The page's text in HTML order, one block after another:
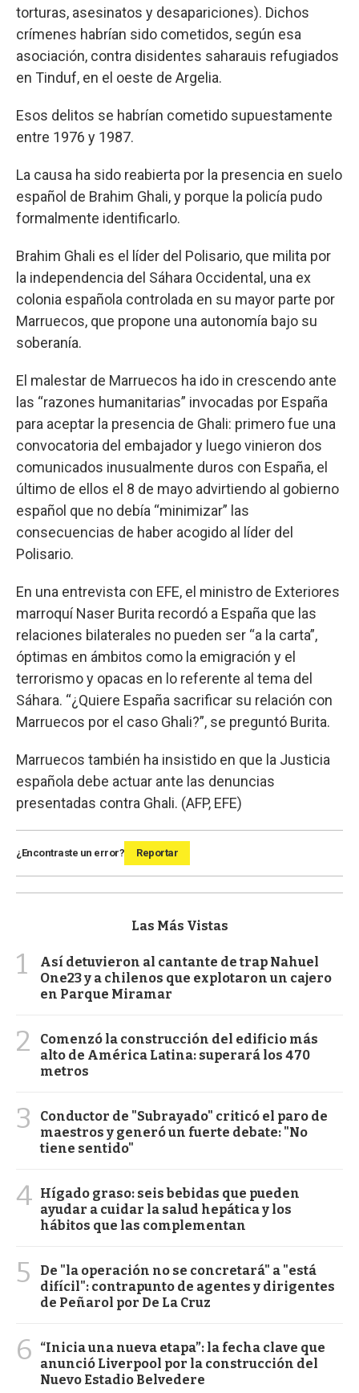
torturas, asesinatos y desapariciones). Dichos
crímenes habrían sido cometidos, según esa
asociación, contra disidentes saharauis refugiados
en Tinduf, en el oeste de Argelia.
Esos delitos se habrían cometido supuestamente
entre 1976 y 1987.
La causa ha sido reabierta por la presencia en suelo
español de Brahim Ghali, y porque la policía pudo
formalmente identificarlo.
Brahim Ghali es el líder del Polisario, que milita por
la independencia del Sáhara Occidental, una ex
colonia española controlada en su mayor parte por
Marruecos, que propone una autonomía bajo su
soberanía.
El malestar de Marruecos ha ido in crescendo ante
las “razones humanitarias” invocadas por España
para aceptar la presencia de Ghali: primero fue una
convocatoria del embajador y luego vinieron dos
comunicados inusualmente duros con España, el
último de ellos el 8 de mayo advirtiendo al gobierno
español que no debía “minimizar” las
consecuencias de haber acogido al líder del
Polisario.
En una entrevista con EFE, el ministro de Exteriores
marroquí Naser Burita recordó a España que las
relaciones bilaterales no pueden ser “a la carta”,
óptimas en ámbitos como la emigración y el
terrorismo y opacas en lo referente al tema del
Sáhara. “¿Quiere España sacrificar su relación con
Marruecos por el caso Ghali?”, se preguntó Burita.
Marruecos también ha insistido en que la Justicia
española debe actuar ante las denuncias
presentadas contra Ghali. (AFP, EFE)
¿Encontraste un error? Reportar
Las Más Vistas
1
Así detuvieron al cantante de trap Nahuel
One23 y a chilenos que explotaron un cajero
en Parque Miramar
2
Comenzó la construcción del edificio más
alto de América Latina: superará los 470
metros
3
Conductor de "Subrayado" criticó el paro de
maestros y generó un fuerte debate: "No
tiene sentido"
4 Hígado graso: seis bebidas que pueden
ayudar a cuidar la salud hepática y los
hábitos que las complementan
5
De "la operación no se concretará" a "está
difícil": contrapunto de agentes y dirigentes
de Peñarol por De La Cruz
6
“Inicia una nueva etapa”: la fecha clave que
anunció Liverpool por la construcción del
Nuevo Estadio Belvedere